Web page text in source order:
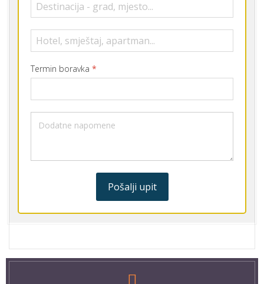
Termin boravka *
Pošalji upit